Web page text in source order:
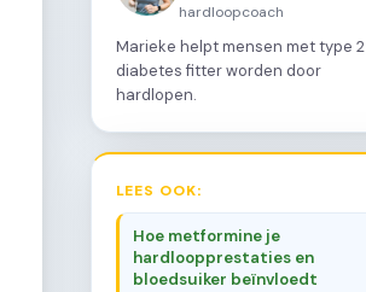
hardloopcoach
Marieke helpt mensen met type 2
diabetes fitter worden door
hardlopen.
LEES OOK:
Hoe metformine je
hardloopprestaties en
bloedsuiker beïnvloedt